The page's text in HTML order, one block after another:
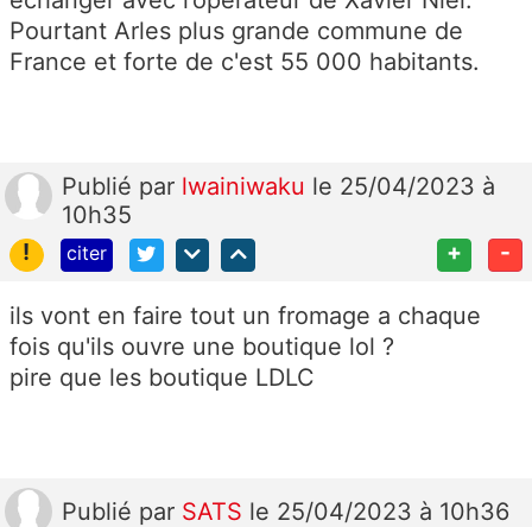
Pourtant Arles plus grande commune de
France et forte de c'est 55 000 habitants.
Publié par lwainiwaku le 25/04/2023 à
10h35
!
citer + -
ils vont en faire tout un fromage a chaque
fois qu'ils ouvre une boutique lol ?
pire que les boutique LDLC
Publié par SATS le 25/04/2023 à 10h36